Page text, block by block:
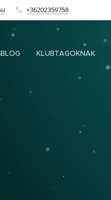
+36202359758
BLOG KLUBTAGOKNAK